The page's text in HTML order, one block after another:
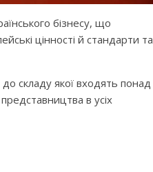
бізнесу, що
цінності й стандарти та
складу якої входять понад
в усіх